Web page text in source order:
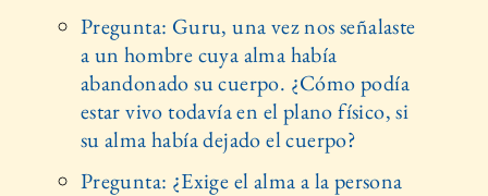
Pregunta: Guru, una vez nos señalaste
a un hombre cuya alma había
abandonado su cuerpo. ¿Cómo podía
estar vivo todavía en el plano físico, si
su alma había dejado el cuerpo?
Pregunta: ¿Exige el alma a la persona